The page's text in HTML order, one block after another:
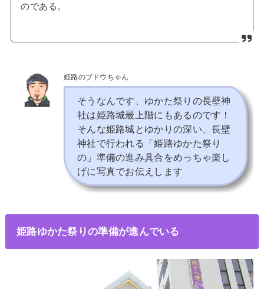
のである。
姫路のブドウちゃん
そうなんです、ゆかた祭りの長壁神
社は姫路城最上階にもあるのです！
そんな姫路城とゆかりの深い、長壁
神社で行われる「姫路ゆかた祭り
の」準備の進み具合をめっちゃ楽し
げに写真でお伝えします
姫路ゆかた祭りの準備が進んでいる